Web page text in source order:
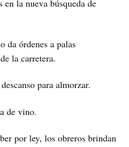
en la nueva búsqueda de
da órdenes a palas
la carretera.
para almorzar.
de vino.
por ley, los obreros brindan